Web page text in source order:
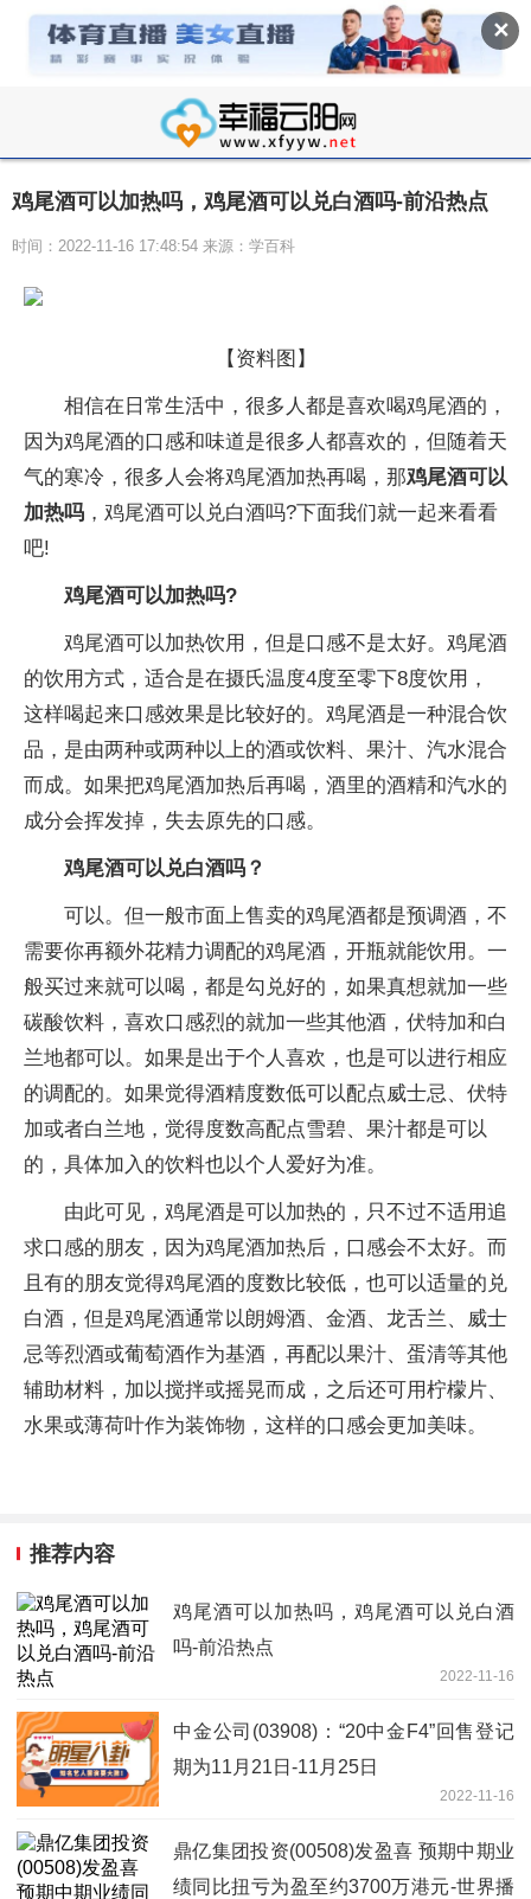
✕
鸡尾酒可以加热吗，鸡尾酒可以兑白酒吗-前沿热点
时间：2022-11-16 17:48:54 来源：学百科
【资料图】
相信在日常生活中，很多人都是喜欢喝鸡尾酒的，
因为鸡尾酒的口感和味道是很多人都喜欢的，但随着天
气的寒冷，很多人会将鸡尾酒加热再喝，那鸡尾酒可以
加热吗 ，鸡尾酒可以兑白酒吗?下面我们就一起来看看
吧!
鸡尾酒可以加热吗?
鸡尾酒可以加热饮用，但是口感不是太好。鸡尾酒
的饮用方式，适合是在摄氏温度4度至零下8度饮用，
这样喝起来口感效果是比较好的。鸡尾酒是一种混合饮
品，是由两种或两种以上的酒或饮料、果汁、汽水混合
而成。如果把鸡尾酒加热后再喝，酒里的酒精和汽水的
成分会挥发掉，失去原先的口感。
鸡尾酒可以兑白酒吗？
可以。但一般市面上售卖的鸡尾酒都是预调酒，不
需要你再额外花精力调配的鸡尾酒，开瓶就能饮用。一
般买过来就可以喝，都是勾兑好的，如果真想就加一些
碳酸饮料，喜欢口感烈的就加一些其他酒，伏特加和白
兰地都可以。如果是出于个人喜欢，也是可以进行相应
的调配的。如果觉得酒精度数低可以配点威士忌、伏特
加或者白兰地，觉得度数高配点雪碧、果汁都是可以
的，具体加入的饮料也以个人爱好为准。
由此可见，鸡尾酒是可以加热的，只不过不适用追
求口感的朋友，因为鸡尾酒加热后，口感会不太好。而
且有的朋友觉得鸡尾酒的度数比较低，也可以适量的兑
白酒，但是鸡尾酒通常以朗姆酒、金酒、龙舌兰、威士
忌等烈酒或葡萄酒作为基酒，再配以果汁、蛋清等其他
辅助材料，加以搅拌或摇晃而成，之后还可用柠檬片、
水果或薄荷叶作为装饰物，这样的口感会更加美味。
推荐内容
鸡尾酒可以加热吗，鸡尾酒可以兑白酒
吗-前沿热点
2022-11-16
中金公司(03908)：“20中金F4”回售登记
期为11月21日-11月25日
2022-11-16
鼎亿集团投资(00508)发盈喜 预期中期业
绩同比扭亏为盈至约3700万港元-世界播